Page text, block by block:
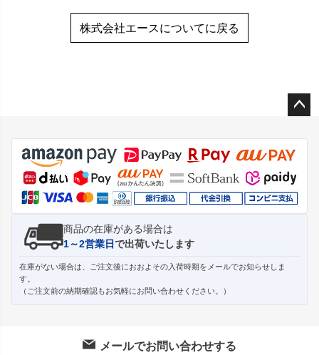
株式会社エースについてに戻る
ジト
ップ
へ
商品の在庫がある場合は
1～2営業日で出荷いたします
在庫がない場合は、ご注文後におおよその入荷時期をメールでお知らせしま
す。
（ご注文前の納期確認もお気軽にお問い合わせください。）
メールでお問い合わせする